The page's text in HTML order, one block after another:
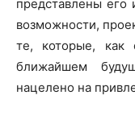
представлены
возможности,
те, которые, как
ближайшем
нацелено на